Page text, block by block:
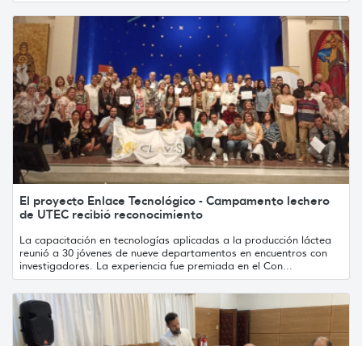
El proyecto Enlace Tecnológico - Campamento lechero
de UTEC recibió reconocimiento
La capacitación en tecnologías aplicadas a la producción láctea
reunió a 30 jóvenes de nueve departamentos en encuentros con
investigadores. La experiencia fue premiada en el Con...